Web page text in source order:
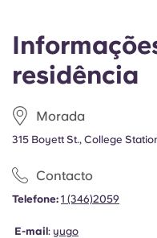
residência
Morada
315 Boyett St., College
Contacto
Telefone: 1 (346)2059
E-mail: yugo